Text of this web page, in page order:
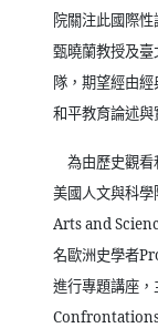
院關注此國際
甄曉蘭教授及
隊，期望經由
和平教育論述與
為由歷史觀
美國人文與科學
Arts and
名歐洲史學者
進行專題講座，